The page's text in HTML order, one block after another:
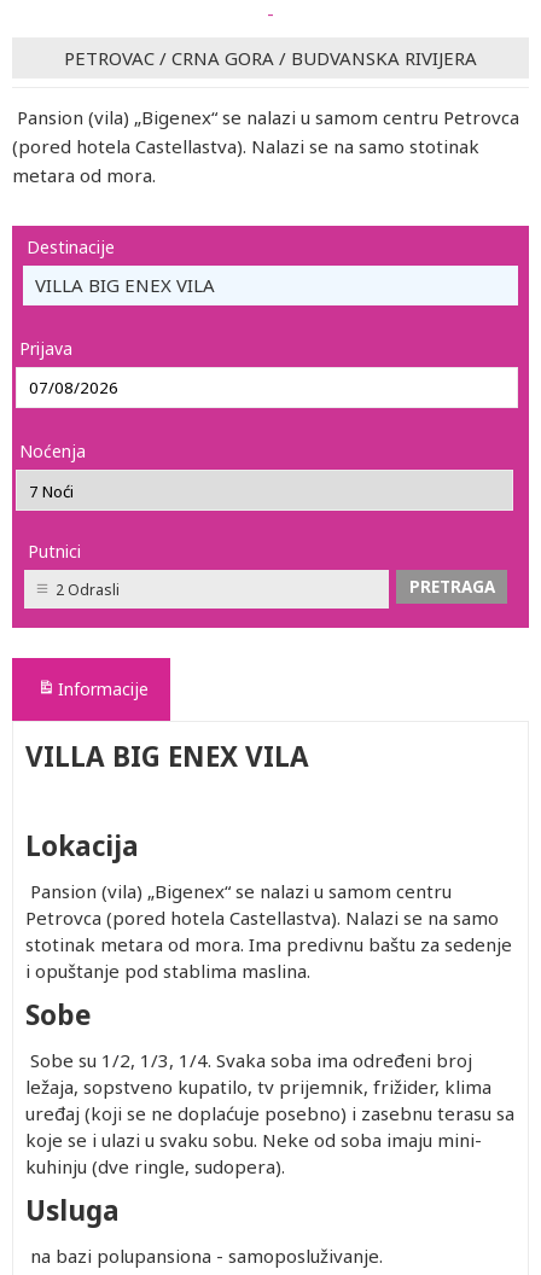
-
PETROVAC / CRNA GORA / BUDVANSKA RIVIJERA
Pansion (vila) „Bigenex“ se nalazi u samom centru Petrovca
(pored hotela Castellastva). Nalazi se na samo stotinak
metara od mora.
Destinacije
VILLA BIG ENEX VILA
Prijava
Noćenja
Putnici
2 Odrasli
Informacije
VILLA BIG ENEX VILA
Lokacija
Pansion (vila) „Bigenex“ se nalazi u samom centru
Petrovca (pored hotela Castellastva). Nalazi se na samo
stotinak metara od mora. Ima predivnu baštu za sedenje
i opuštanje pod stablima maslina.
Sobe
Sobe su 1/2, 1/3, 1/4. Svaka soba ima određeni broj
ležaja, sopstveno kupatilo, tv prijemnik, frižider, klima
uređaj (koji se ne doplaćuje posebno) i zasebnu terasu sa
koje se i ulazi u svaku sobu. Neke od soba imaju mini-
kuhinju (dve ringle, sudopera).
Usluga
na bazi polupansiona - samoposluživanje.